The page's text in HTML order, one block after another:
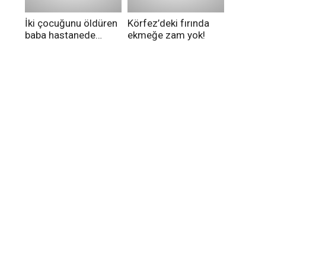
İki çocuğunu öldüren
baba hastanede
Körfez’deki fırında
ekmeğe zam yok!